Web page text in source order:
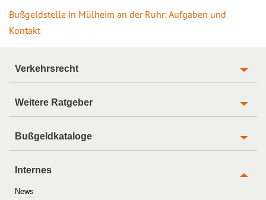
Bußgeldstelle in Mülheim an der Ruhr: Aufgaben und
Kontakt
Verkehrsrecht
Weitere Ratgeber
Bußgeldkataloge
Internes
News